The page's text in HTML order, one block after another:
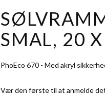
SMAL, 20
PhoEco 670 - Med akryl
Vær den første til at anmelde